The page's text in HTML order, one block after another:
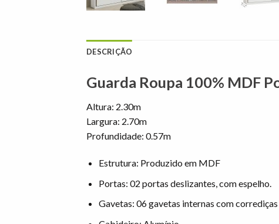
DESCRIÇÃO
Guarda Roupa 100% MDF
Altura: 2.30m
Largura: 2.70m
Profundidade: 0.57m
Estrutura: Produzido em MDF
Portas: 02 portas deslizantes, com espelho.
Gavetas: 06 gavetas internas com